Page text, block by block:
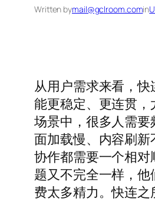
Written bymail@gclroom.comin
从用户需求来看，
能更稳定、更连贯
场景中，很多人需
面加载慢、内容刷
协作都需要一个相
题又不完全一样，
费太多精力。快连